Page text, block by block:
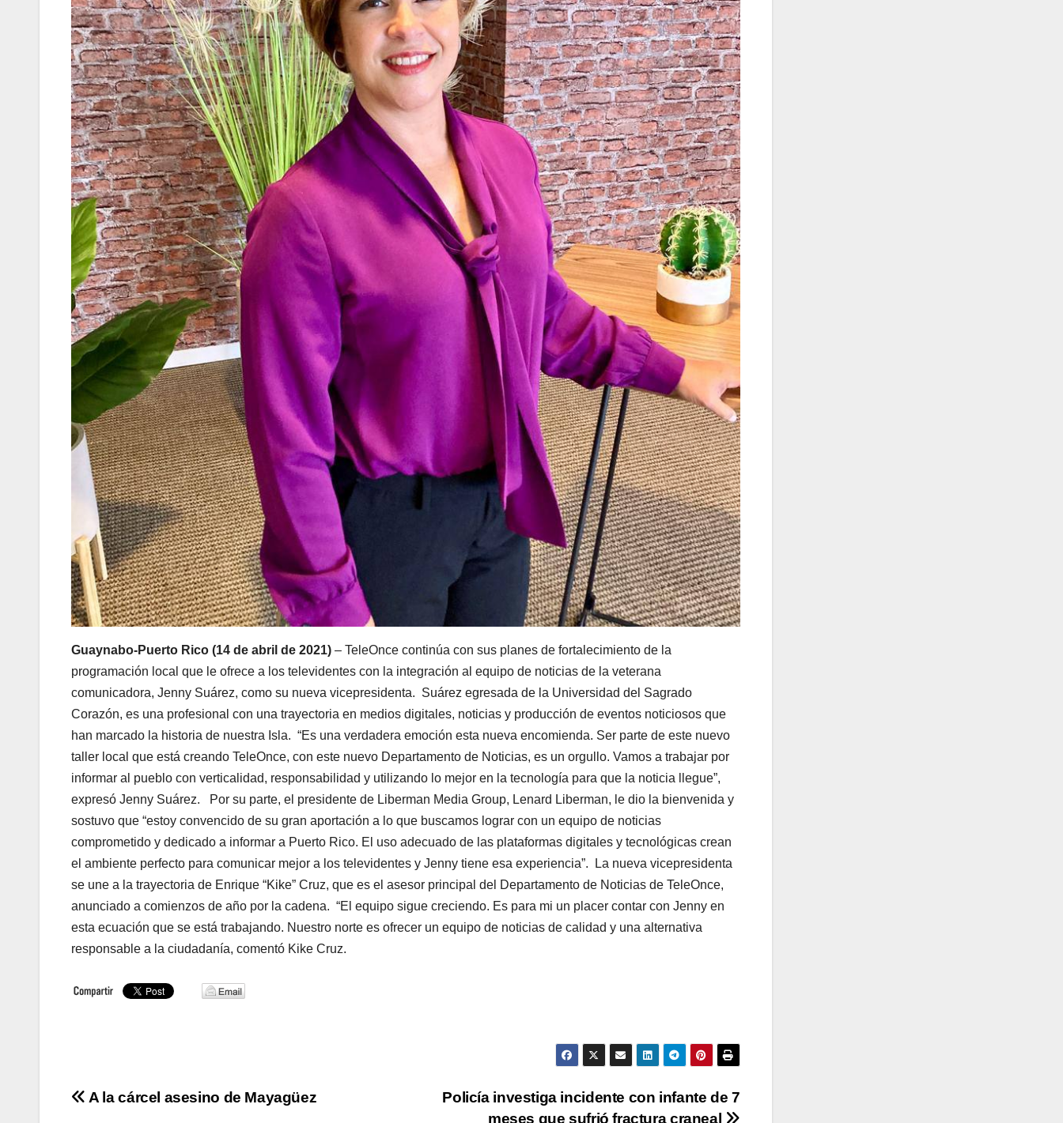
Guaynabo-Puerto Rico (14 de abril de 2021) – TeleOnce continúa con sus planes de fortalecimiento de la
programación local que le ofrece a los televidentes con la integración al equipo de noticias de la veterana
comunicadora, Jenny Suárez, como su nueva vicepresidenta. Suárez egresada de la Universidad del Sagrado
Corazón, es una profesional con una trayectoria en medios digitales, noticias y producción de eventos noticiosos que
han marcado la historia de nuestra Isla. “Es una verdadera emoción esta nueva encomienda. Ser parte de este nuevo
taller local que está creando TeleOnce, con este nuevo Departamento de Noticias, es un orgullo. Vamos a trabajar por
informar al pueblo con verticalidad, responsabilidad y utilizando lo mejor en la tecnología para que la noticia llegue”,
expresó Jenny Suárez. Por su parte, el presidente de Liberman Media Group, Lenard Liberman, le dio la bienvenida y
sostuvo que “estoy convencido de su gran aportación a lo que buscamos lograr con un equipo de noticias
comprometido y dedicado a informar a Puerto Rico. El uso adecuado de las plataformas digitales y tecnológicas crean
el ambiente perfecto para comunicar mejor a los televidentes y Jenny tiene esa experiencia”. La nueva vicepresidenta
se une a la trayectoria de Enrique “Kike” Cruz, que es el asesor principal del Departamento de Noticias de TeleOnce,
anunciado a comienzos de año por la cadena. “El equipo sigue creciendo. Es para mi un placer contar con Jenny en
esta ecuación que se está trabajando. Nuestro norte es ofrecer un equipo de noticias de calidad y una alternativa
responsable a la ciudadanía, comentó Kike Cruz.
Navegación
Policía investiga incidente con infante de 7
meses que sufrió fractura craneal
A la cárcel asesino de Mayagüez